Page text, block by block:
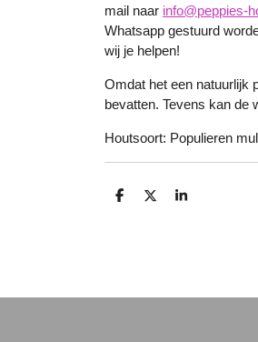
mail naar info@peppies-
Whatsapp gestuurd
wij je helpen!
Omdat het een natuurlijk
bevatten. Tevens kan de
Houtsoort: Populieren
D
D
S